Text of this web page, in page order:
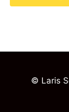
© Laris